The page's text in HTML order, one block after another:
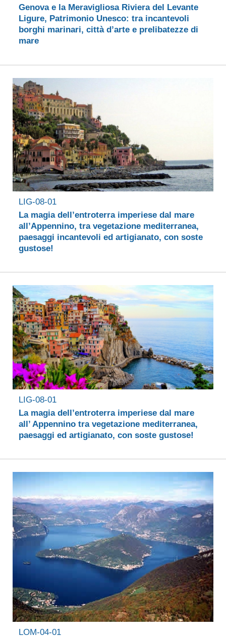
Genova e la Meravigliosa Riviera del Levante
Ligure, Patrimonio Unesco: tra incantevoli
borghi marinari, città d’arte e prelibatezze di
mare
LIG-08-01
La magia dell’entroterra imperiese dal mare
all’Appennino, tra vegetazione mediterranea,
paesaggi incantevoli ed artigianato, con soste
gustose!
LIG-08-01
La magia dell’entroterra imperiese dal mare
all’ Appennino tra vegetazione mediterranea,
paesaggi ed artigianato, con soste gustose!
LOM-04-01